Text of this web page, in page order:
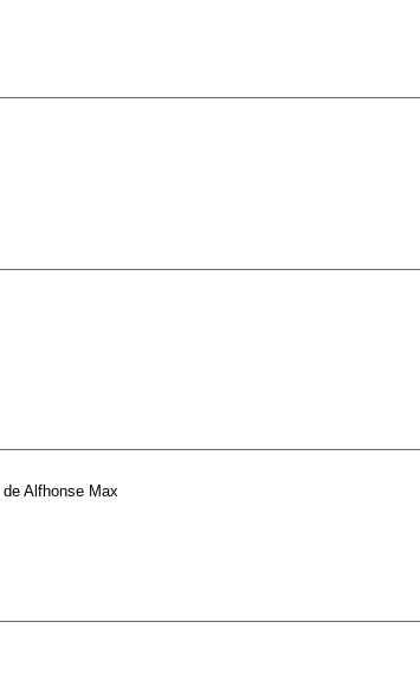
de Alfhonse Max